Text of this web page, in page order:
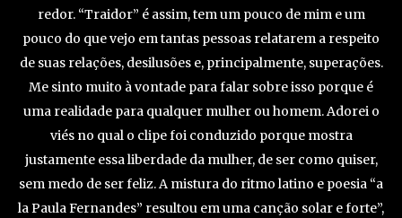
redor. “Traidor” é assim, tem um pouco de mim e um
pouco do que vejo em tantas pessoas relatarem a respeito
de suas relações, desilusões e, principalmente, superações.
Me sinto muito à vontade para falar sobre isso porque é
uma realidade para qualquer mulher ou homem. Adorei o
viés no qual o clipe foi conduzido porque mostra
justamente essa liberdade da mulher, de ser como quiser,
sem medo de ser feliz. A mistura do ritmo latino e poesia “a
la Paula Fernandes” resultou em uma canção solar e forte”,